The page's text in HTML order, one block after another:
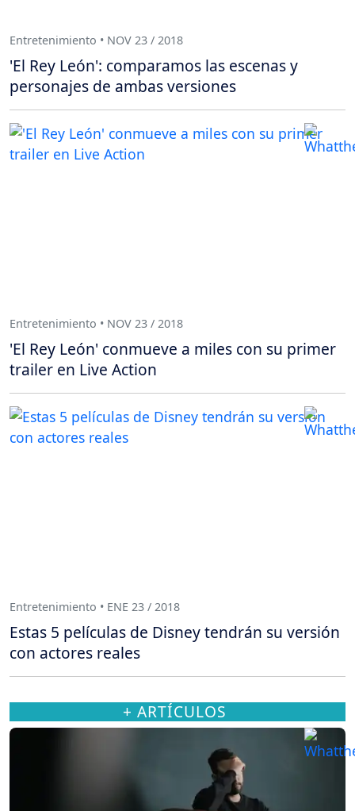
Entretenimiento • NOV 23 / 2018
'El Rey León': comparamos las escenas y
personajes de ambas versiones
Entretenimiento • NOV 23 / 2018
'El Rey León' conmueve a miles con su primer
trailer en Live Action
Entretenimiento • ENE 23 / 2018
Estas 5 películas de Disney tendrán su versión
con actores reales
+ ARTÍCULOS